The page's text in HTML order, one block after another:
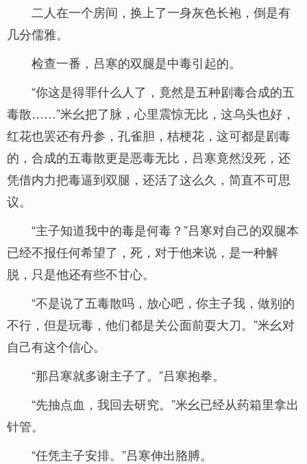
二人在一个房间，换上了一身灰色长袍，倒是有
几分儒雅。
检查一番，吕寒的双腿是中毒引起的。
“你这是得罪什么人了，竟然是五种剧毒合成的五
毒散……”米幺把了脉，心里震惊无比，这乌头也好，
红花也罢还有丹参，孔雀胆，桔梗花，这可都是剧毒
的，合成的五毒散更是恶毒无比，吕寒竟然没死，还
凭借内力把毒逼到双腿，还活了这么久，简直不可思
议。
“主子知道我中的毒是何毒？”吕寒对自己的双腿本
已经不报任何希望了，死，对于他来说，是一种解
脱，只是他还有些不甘心。
“不是说了五毒散吗，放心吧，你主子我，做别的
不行，但是玩毒，他们都是关公面前耍大刀。”米幺对
自己有这个信心。
“那吕寒就多谢主子了。”吕寒抱拳。
“先抽点血，我回去研究。”米幺已经从药箱里拿出
针管。
“任凭主子安排。”吕寒伸出胳膊。